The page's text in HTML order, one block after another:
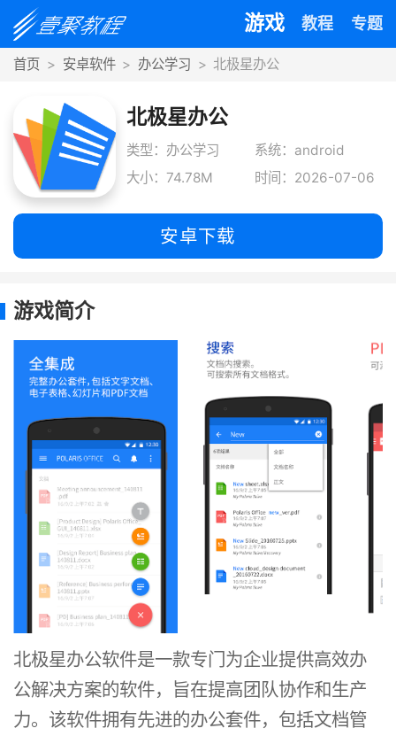
游戏 教程 专题
首页 安卓软件 办公学习 北极星办公
北极星办公
类型：办公学习
系统：android
大小：74.78M
时间：2026-07-06
安卓下载
游戏简介
北极星办公软件是一款专门为企业提供高效办
公解决方案的软件，旨在提高团队协作和生产
力。该软件拥有先进的办公套件，包括文档管